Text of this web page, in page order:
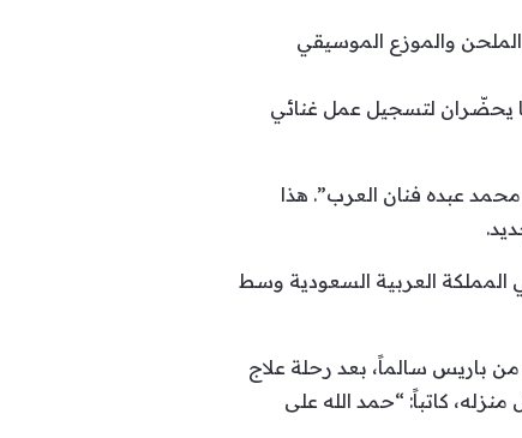
والموزع الموسيقي
يحضّران لتسجيل عمل غنائي
عبده فنان العرب”. هذا
العربية السعودية وسط
باريس سالماً، بعد رحلة علاج
كاتباً: “حمد الله على